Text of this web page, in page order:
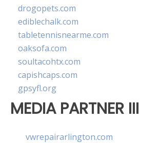
drogopets.com
ediblechalk.com
tabletennisnearme.com
oaksofa.com
soultacohtx.com
capishcaps.com
gpsyfl.org
MEDIA PARTNER III
vwrepairarlington.com